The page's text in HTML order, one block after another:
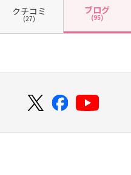
クチコミ
(27)
ブログ
(95)